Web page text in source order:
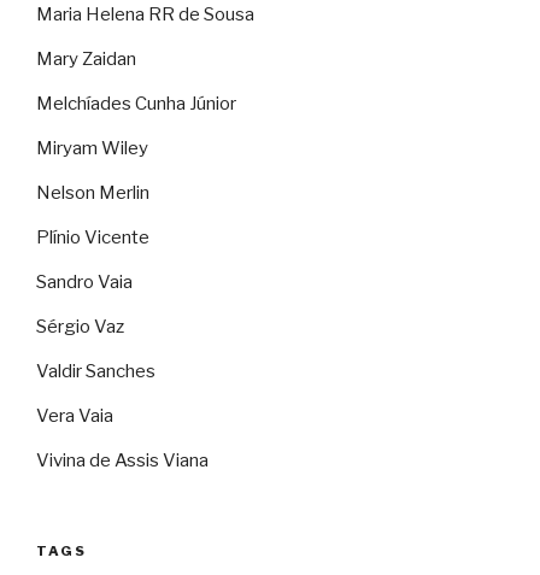
Maria Helena RR de Sousa
Mary Zaidan
Melchíades Cunha Júnior
Miryam Wiley
Nelson Merlin
Plínio Vicente
Sandro Vaia
Sérgio Vaz
Valdir Sanches
Vera Vaia
Vivina de Assis Viana
TAGS